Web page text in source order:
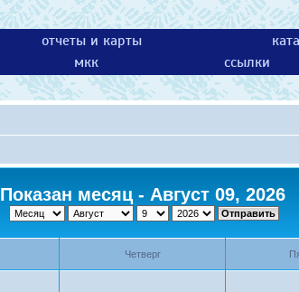
отчеты и карты
мкк ссылки
Показан месяц - Август 09, 2026
Четверг